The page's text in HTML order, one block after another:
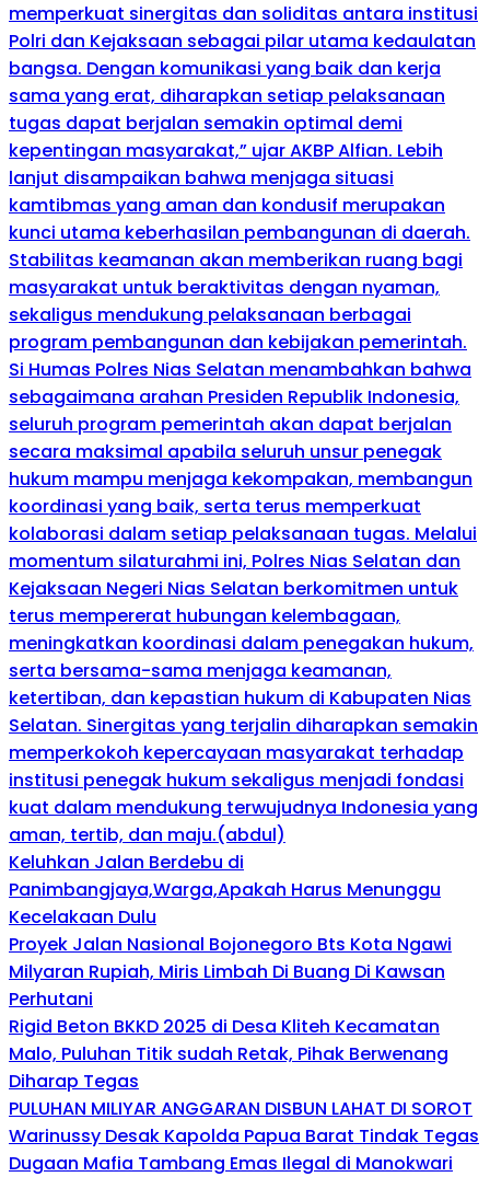
memperkuat sinergitas dan soliditas antara institusi
Polri dan Kejaksaan sebagai pilar utama kedaulatan
bangsa. Dengan komunikasi yang baik dan kerja
sama yang erat, diharapkan setiap pelaksanaan
tugas dapat berjalan semakin optimal demi
kepentingan masyarakat,” ujar AKBP Alfian. Lebih
lanjut disampaikan bahwa menjaga situasi
kamtibmas yang aman dan kondusif merupakan
kunci utama keberhasilan pembangunan di daerah.
Stabilitas keamanan akan memberikan ruang bagi
masyarakat untuk beraktivitas dengan nyaman,
sekaligus mendukung pelaksanaan berbagai
program pembangunan dan kebijakan pemerintah.
Si Humas Polres Nias Selatan menambahkan bahwa
sebagaimana arahan Presiden Republik Indonesia,
seluruh program pemerintah akan dapat berjalan
secara maksimal apabila seluruh unsur penegak
hukum mampu menjaga kekompakan, membangun
koordinasi yang baik, serta terus memperkuat
kolaborasi dalam setiap pelaksanaan tugas. Melalui
momentum silaturahmi ini, Polres Nias Selatan dan
Kejaksaan Negeri Nias Selatan berkomitmen untuk
terus mempererat hubungan kelembagaan,
meningkatkan koordinasi dalam penegakan hukum,
serta bersama-sama menjaga keamanan,
ketertiban, dan kepastian hukum di Kabupaten Nias
Selatan. Sinergitas yang terjalin diharapkan semakin
memperkokoh kepercayaan masyarakat terhadap
institusi penegak hukum sekaligus menjadi fondasi
kuat dalam mendukung terwujudnya Indonesia yang
aman, tertib, dan maju.(abdul)
Keluhkan Jalan Berdebu di
Panimbangjaya,Warga,Apakah Harus Menunggu
Kecelakaan Dulu
Proyek Jalan Nasional Bojonegoro Bts Kota Ngawi
Milyaran Rupiah, Miris Limbah Di Buang Di Kawsan
Perhutani
Rigid Beton BKKD 2025 di Desa Kliteh Kecamatan
Malo, Puluhan Titik sudah Retak, Pihak Berwenang
Diharap Tegas
PULUHAN MILIYAR ANGGARAN DISBUN LAHAT DI SOROT
Warinussy Desak Kapolda Papua Barat Tindak Tegas
Dugaan Mafia Tambang Emas Ilegal di Manokwari